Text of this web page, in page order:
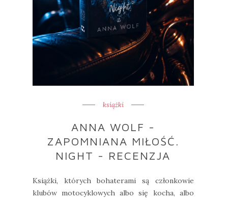
książki
ANNA WOLF -
ZAPOMNIANA MIŁOŚĆ.
NIGHT - RECENZJA
Książki, których bohaterami są członkowie
klubów motocyklowych albo się kocha, albo